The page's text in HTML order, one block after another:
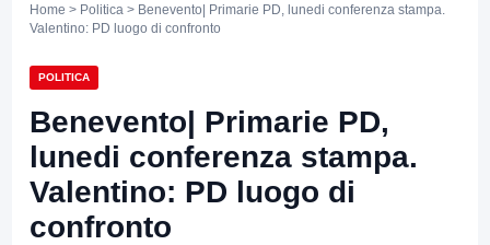
Home > Politica > Benevento| Primarie PD, lunedi conferenza stampa.
Valentino: PD luogo di confronto
POLITICA
Benevento| Primarie PD,
lunedi conferenza stampa.
Valentino: PD luogo di
confronto